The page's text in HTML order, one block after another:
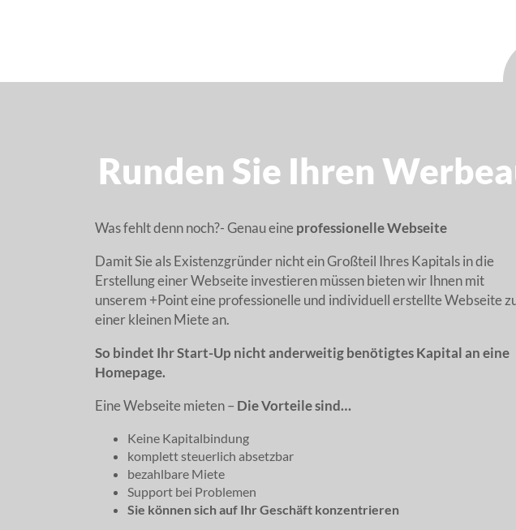
Runden Sie Ihren
Was fehlt denn noch?- Genau eine professionelle Webseite
Damit Sie als Existenzgründer nicht ein Großteil Ihres Kapitals in die
Erstellung einer Webseite investieren müssen bieten wir Ihnen mit
unserem +Point eine professionelle und individuell erstellte Webseite
einer kleinen Miete an.
So bindet Ihr Start-Up nicht anderweitig benötigtes Kapital an eine
Homepage.
Eine Webseite mieten – Die Vorteile sind…
Keine Kapitalbindung
komplett steuerlich absetzbar
bezahlbare Miete
Support bei Problemen
Sie können sich auf Ihr Geschäft konzentrieren